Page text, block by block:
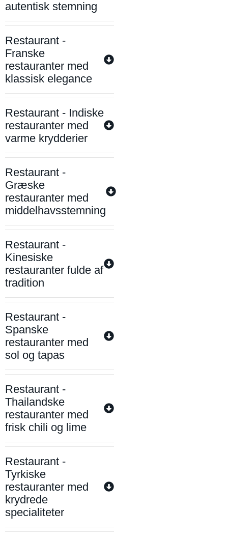
autentisk stemning
Restaurant -
Franske
restauranter med
klassisk elegance
Restaurant - Indiske
restauranter med
varme krydderier
Restaurant -
Græske
restauranter med
middelhavsstemning
Restaurant -
Kinesiske
restauranter fulde af
tradition
Restaurant -
Spanske
restauranter med
sol og tapas
Restaurant -
Thailandske
restauranter med
frisk chili og lime
Restaurant -
Tyrkiske
restauranter med
krydrede
specialiteter